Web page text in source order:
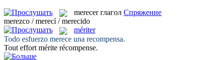
merecer глагол Спряжение
merezco / merecí / merecido
mériter
Todo esfuerzo merece una recompensa.
Tout effort mérite récompense.